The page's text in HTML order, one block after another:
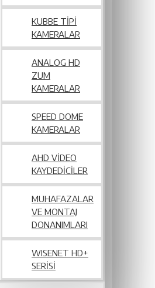
KUBBE TIPI
KAMERALAR
ANALOG HD
ZUM
KAMERALAR
SPEED DOME
KAMERALAR
AHD VIDEO
KAYDEDICILER
MUHAFAZALAR
VE MONTAJ
DONANIMLARI
WISENET HD+
SERİSİ